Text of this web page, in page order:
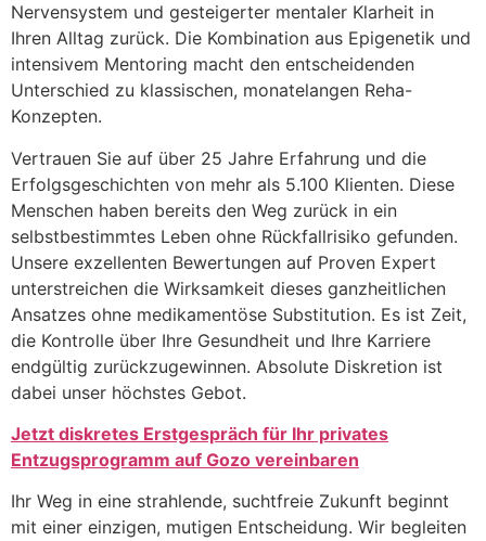
Nervensystem und gesteigerter mentaler Klarheit in
Ihren Alltag zurück. Die Kombination aus Epigenetik und
intensivem Mentoring macht den entscheidenden
Unterschied zu klassischen, monatelangen Reha-
Konzepten.
Vertrauen Sie auf über 25 Jahre Erfahrung und die
Erfolgsgeschichten von mehr als 5.100 Klienten. Diese
Menschen haben bereits den Weg zurück in ein
selbstbestimmtes Leben ohne Rückfallrisiko gefunden.
Unsere exzellenten Bewertungen auf Proven Expert
unterstreichen die Wirksamkeit dieses ganzheitlichen
Ansatzes ohne medikamentöse Substitution. Es ist Zeit,
die Kontrolle über Ihre Gesundheit und Ihre Karriere
endgültig zurückzugewinnen. Absolute Diskretion ist
dabei unser höchstes Gebot.
Jetzt diskretes Erstgespräch für Ihr privates
Entzugsprogramm auf Gozo vereinbaren
Ihr Weg in eine strahlende, suchtfreie Zukunft beginnt
mit einer einzigen, mutigen Entscheidung. Wir begleiten